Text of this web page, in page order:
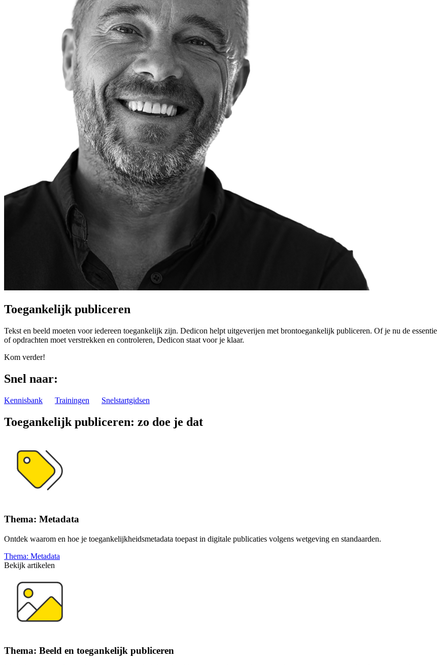
Toegankelijk publiceren
Tekst en beeld moeten voor iedereen toegankelijk zijn. Dedicon helpt uitgeverijen met brontoegankelijk publiceren. Of je nu de
of opdrachten moet verstrekken en controleren, Dedicon staat voor je klaar.
Kom verder!
Snel naar:
Kennisbank Trainingen Snelstartgidsen
Toegankelijk publiceren: zo doe je dat
Thema: Metadata
Ontdek waarom en hoe je toegankelijkheidsmetadata toepast in digitale publicaties volgens wetgeving en standaarden.
Thema: Metadata
Bekijk artikelen
Thema: Beeld en toegankelijk publiceren